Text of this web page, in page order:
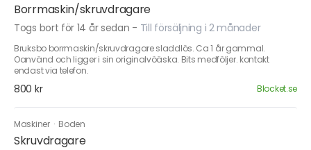
Borrmaskin/skruvdragare
Togs bort för 14 år sedan - Till försäljning i 2 månader
Bruksbo borrmaskin/skruvdragare sladdlös. Ca 1 år gammal.
Oanvänd och ligger i sin originalvöäska. Bits medföljer. kontakt
endast via telefon.
800 kr Blocket.se
Maskiner · Boden
Skruvdragare